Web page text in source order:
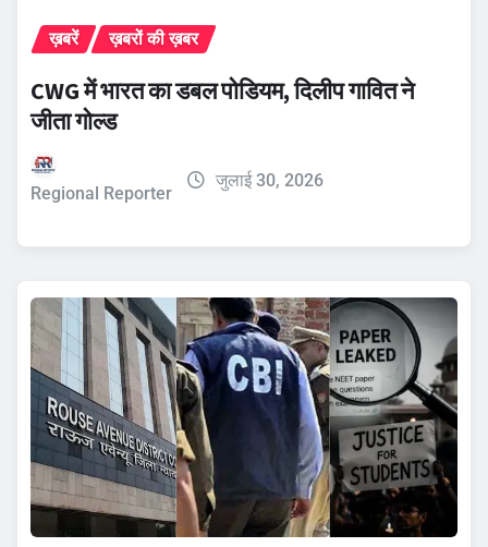
ख़बरें ख़बरों की ख़बर
CWG में भारत का डबल पोडियम, दिलीप गावित ने
जीता गोल्ड
Regional Reporter
जुलाई 30, 2026